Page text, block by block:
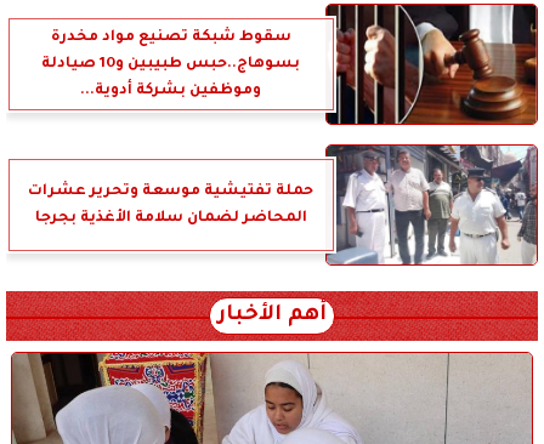
سقوط شبكة تصنيع مواد مخدرة
بسوهاج..حبس طبيبين و10 صيادلة
وموظفين بشركة أدوية...
حملة تفتيشية موسعة وتحرير عشرات
المحاضر لضمان سلامة الأغذية بجرجا
أهم الأخبار